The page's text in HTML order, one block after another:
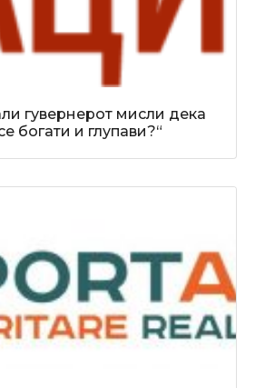
гувернерот мисли дека
богати и глупави?“